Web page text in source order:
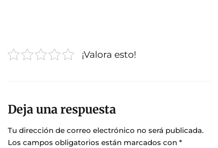
¡Valora esto!
Deja una respuesta
Tu dirección de correo electrónico no será publicada.
Los campos obligatorios están marcados con *